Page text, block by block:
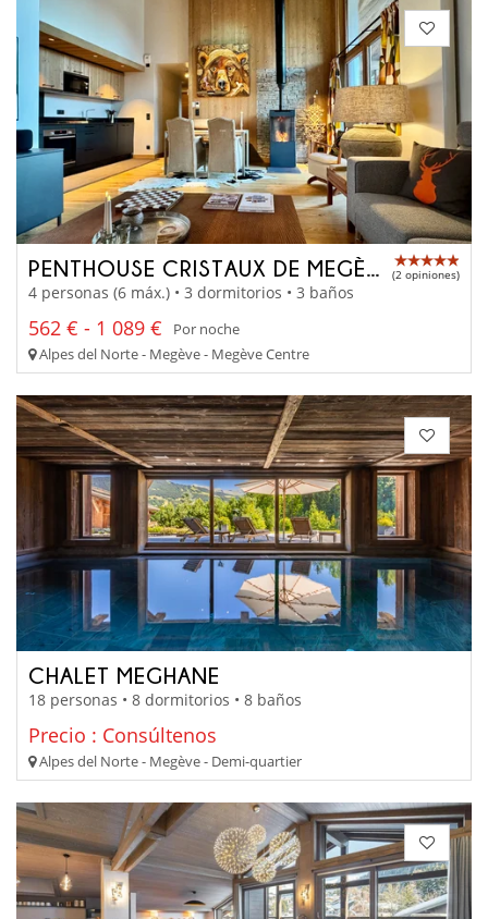
PENTHOUSE CRISTAUX DE MEGÈVE (2 opiniones)
4 personas (6 máx.) • 3 dormitorios • 3 baños
562 € - 1 089 €
Por noche
Alpes del Norte - Megève - Megève Centre
CHALET MEGHANE
18 personas • 8 dormitorios • 8 baños
Precio : Consúltenos
Alpes del Norte - Megève - Demi-quartier